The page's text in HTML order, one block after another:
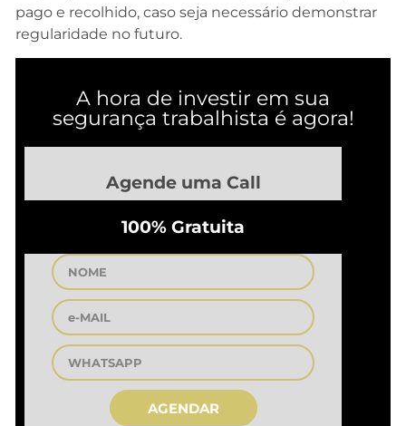
pago e recolhido, caso seja necessário demonstrar
regularidade no futuro.
A hora de investir em sua
segurança trabalhista é agora!
Agende uma Call
100% Gratuita
AGENDAR